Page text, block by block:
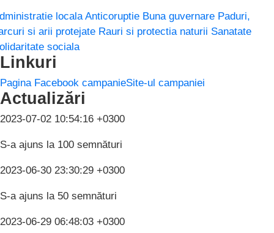
locala Anticoruptie Buna guvernare Paduri,
si arii protejate Rauri si protectia naturii Sanatate
sociala
Linkuri
Pagina Facebook campanieSite-ul campaniei
Actualizări
2023-07-02 10:54:16 +0300
S-a ajuns la 100 semnături
2023-06-30 23:30:29 +0300
S-a ajuns la 50 semnături
2023-06-29 06:48:03 +0300